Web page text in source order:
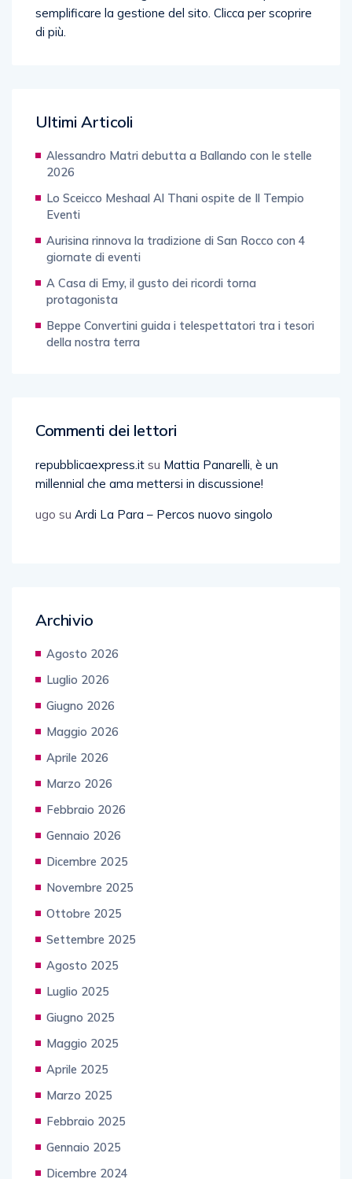
Ultimi Articoli
Alessandro Matri debutta a Ballando con le stelle
2026
Lo Sceicco Meshaal Al Thani ospite de Il Tempio
Eventi
Aurisina rinnova la tradizione di San Rocco con 4
giornate di eventi
A Casa di Emy, il gusto dei ricordi torna
protagonista
Beppe Convertini guida i telespettatori tra i tesori
della nostra terra
Commenti dei lettori
repubblicaexpress.it su Mattia Panarelli, è un
millennial che ama mettersi in discussione!
ugo su Ardi La Para – Percos nuovo singolo
Archivio
Agosto 2026
Luglio 2026
Giugno 2026
Maggio 2026
Aprile 2026
Marzo 2026
Febbraio 2026
Gennaio 2026
Dicembre 2025
Novembre 2025
Ottobre 2025
Settembre 2025
Agosto 2025
Luglio 2025
Giugno 2025
Maggio 2025
Aprile 2025
Marzo 2025
Febbraio 2025
Gennaio 2025
Dicembre 2024